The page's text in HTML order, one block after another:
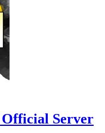
Server